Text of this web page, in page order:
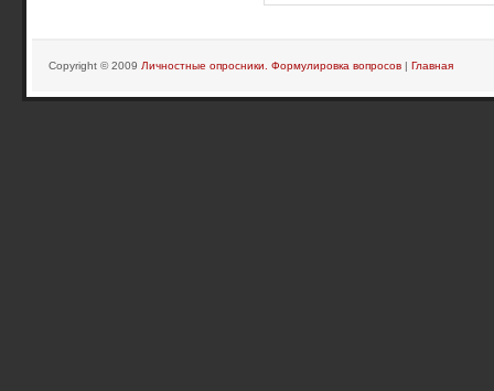
Copyright © 2009 Личностные опросники. Формулировка вопросов | Главная